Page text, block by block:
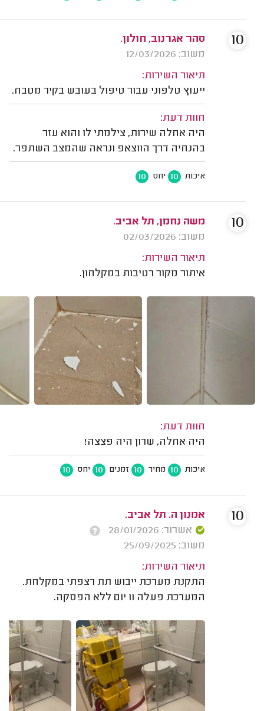
סהר אגרנוב, חולון.
משוב: 12/03/2026
תיאור השירות:
ייעוץ טלפוני עבור טיפול בעובש בקיר מטבח.
חוות דעת:
היה אחלה שירות, צילמתי לו והוא עזר
בהנחיה דרך הווצאפ ונראה שהמצב השתפר.
איכות 10 יחס 10
10
משה נחמן, תל אביב.
משוב: 02/03/2026
תיאור השירות:
איתור מקור רטיבות במקלחון.
חוות דעת:
היה אחלה, שרון היה פצצה!
איכות 10 מחיר 10 זמנים 10 יחס 10
10
אמנון ה. תל אביב.
אשרור: 28/01/2026
משוב: 25/09/2025
תיאור השירות:
התקנת מערכת ייבוש תת רצפתי במקלחת.
המערכת פעלה 11 יום ללא הפסקה.
10